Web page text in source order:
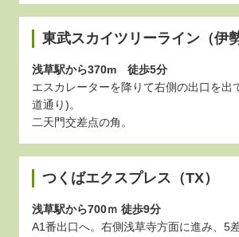
東武スカイツリーライン（伊
浅草駅から370m 徒歩5分
エスカレーターを降りて右側の出口を出
道通り)。
二天門交差点の角。
つくばエクスプレス（TX）
浅草駅から700ｍ 徒歩9分
A1番出口へ。右側浅草寺方面に進み、5